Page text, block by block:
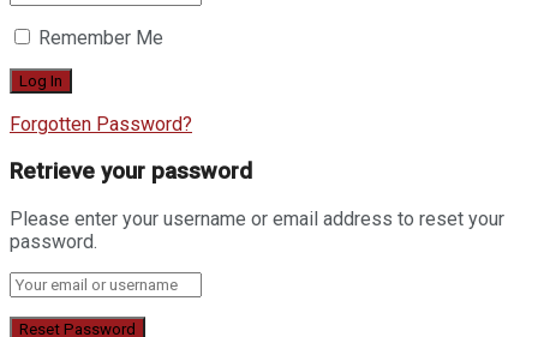
Remember Me
Forgotten Password?
Retrieve your password
Please enter your username or email address to reset your
password.